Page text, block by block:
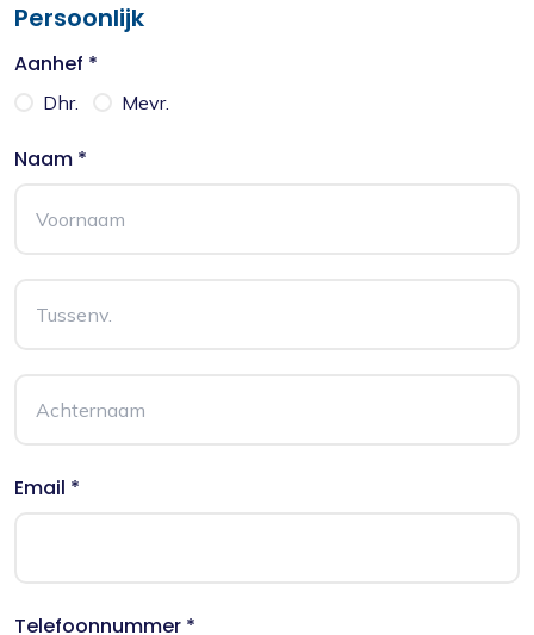
Persoonlijk
Aanhef *
Dhr. Mevr.
Naam *
Email *
Telefoonnummer *